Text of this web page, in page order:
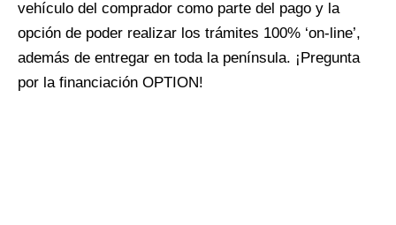
vehículo del comprador como parte del pago y la
opción de poder realizar los trámites 100% ‘on-line’,
además de entregar en toda la península. ¡Pregunta
por la financiación OPTION!